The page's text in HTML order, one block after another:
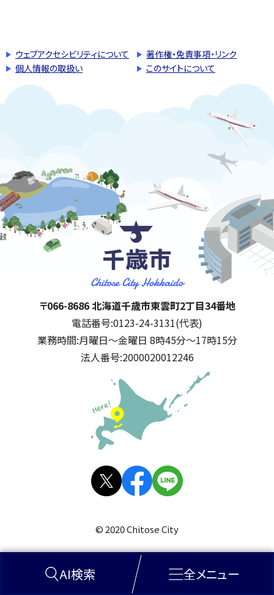
AI検索 全メニュー
ウェブアクセシビリティについて
著作権・免責事項・リンク
個人情報の取扱い
このサイトについて
千歳市
住所:
〒066-8686 北海道千歳市東雲町2丁目34番地
電話番号:0123-24-3131(代表)
業務時間:月曜日～金曜日 8時45分～17時15分
法人番号:2000020012246
公式SNS
© 2020 Chitose City